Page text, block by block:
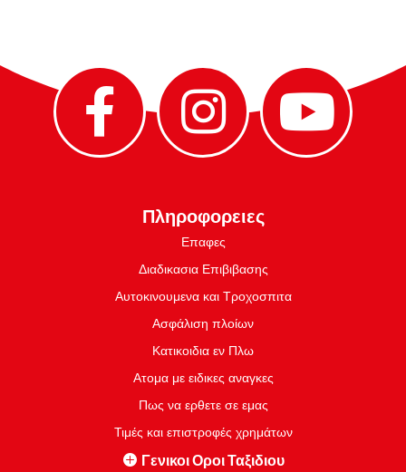
Πληροφορειες
Επαφες
Διαδικασια Επιβιβασης
Αυτοκινουμενα και Τροχοσπιτα
Ασφάλιση πλοίων
Κατικοιδια εν Πλω
Ατομα με ειδικες αναγκες
Πως να ερθετε σε εμας
Τιμές και επιστροφές χρημάτων
Γενικοι Οροι Ταξιδιου